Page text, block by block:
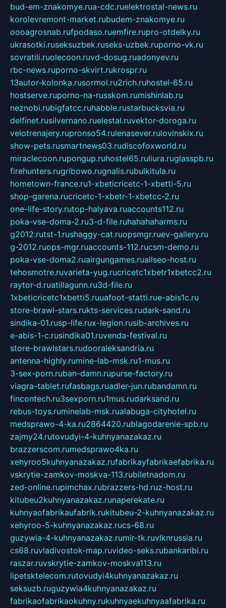
bud-em-znakomye.rua-cdc.ruelektrostal-news.ru
korolevremont-market.rubudem-znakomye.ru
oooagrosnab.rufpodaso.ruemfire.rupro-otdelky.ru
ukrasotki.ruseksuzbek.ruseks-uzbek.ruporno-vk.ru
sovratili.ruolecoon.ruvd-dosug.ruadonyev.ru
rbc-news.ruporno-skvirt.rukrospr.ru
13autor-kolonka.rusormol.ru2rich.ruhostel-65.ru
hostserve.ruporno-na-russkom.rumishinlab.ru
neznobi.rubigfatcc.ruhabble.rustarbucksvia.ru
delfinet.rusilvernano.ruelestal.ruvektor-doroga.ru
velotrenajery.rupronso54.rulenasever.rulovinskix.ru
show-pets.rusmartnews03.rudiscofoxworld.ru
miraclecoon.rupongup.ruhostel65.ruliura.ruglasspb.ru
firehunters.rugribowo.rugnalis.rubulkitula.ru
hometown-france.ru1-xbeticricetc-1-xbetti-5.ru
shop-garena.rucricetc-1-xbetr-1-xbetcc-2.ru
one-life-story.rutop-halyava.ruaccounts112.ru
poka-vse-doma-2.ru3-d-file.ruhahahaharms.ru
g2012.rutst-1.rushaggy-cat.ruopsmgr.ruev-gallery.ru
g-2012.ruops-mgr.ruaccounts-112.rucsm-demo.ru
poka-vse-doma2.ruairgungames.ruallseo-host.ru
tehosmotre.ruvarieta-yug.rucricetc1xbetr1xbetcc2.ru
raytor-d.ruatillagunn.ru3d-file.ru
1xbeticricetc1xbetti5.ruuafoot-statti.rue-abis1c.ru
store-brawl-stars.rukts-services.rudark-sand.ru
sindika-01.rusp-life.rux-legion.rusib-archives.ru
e-abis-1-c.rusindika01.ruvenda-festival.ru
store-brawlstars.rudooraleksandria.ru
antenna-highly.rumine-lab-msk.ru1-mus.ru
3-sex-porn.ruban-damn.rupurse-factory.ru
viagra-tablet.rufasbags.ruadler-jun.rubandamn.ru
fincontech.ru3sexporn.ru1mus.rudarksand.ru
rebus-toys.ruminelab-msk.rualabuga-cityhotel.ru
medsprawo-4-ka.ru2864420.rublagodarenie-spb.ru
zajmy24.rutovudyi-4-kuhnyanazakaz.ru
brazzerscom.rumedsprawo4ka.ru
xehyroo5kuhnyanazakaz.rufabrikayfabrikaefabrika.ru
vskrytie-zamkov-moskva-113.rubiletnadom.ru
zed-online.rupimchax.rubrazzers-hd.ruz-host.ru
kitubeu2kuhnyanazakaz.runaperekate.ru
kuhnyaofabrikaufabrik.rukitubeu-2-kuhnyanazakaz.ru
xehyroo-5-kuhnyanazakaz.rucs-68.ru
guzywia-4-kuhnyanazakaz.rumir-tk.ruvlknrussia.ru
cs68.ruvladivostok-map.ruvideo-seks.rubankaribi.ru
raszar.ruvskrytie-zamkov-moskva113.ru
lipetsktelecom.rutovudyi4kuhnyanazakaz.ru
seksuzb.ruguzywia4kuhnyanazakaz.ru
fabrikaofabrikaokuhny.rukuhnyaekuhnyaafabrika.ru